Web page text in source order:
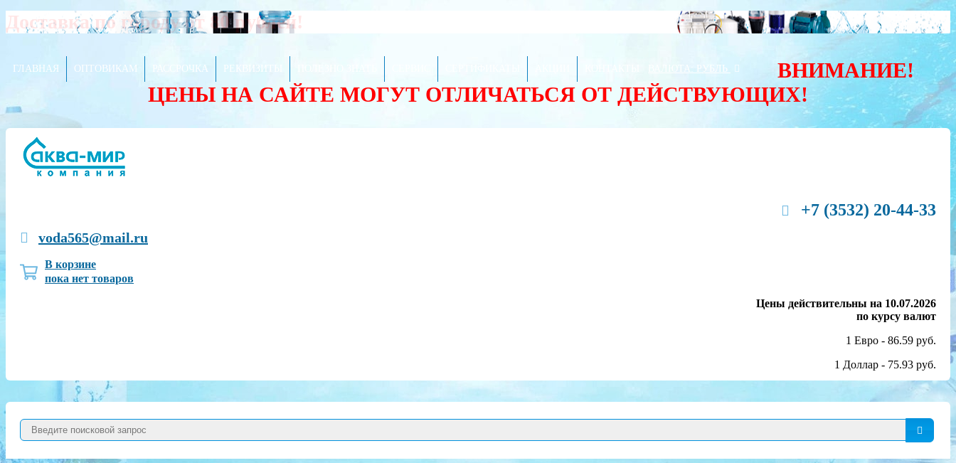
Доставка по городу от 80 рублей!
ГЛАВНАЯ ОПТОВИКАМ РАССРОЧКА РЕКВИЗИТЫ ВАЛЮТА: РУБЛЬ
ВНИМАНИЕ!
ЦЕНЫ НА САЙТЕ МОГУТ ОТЛИЧАТЬСЯ ОТ ДЕЙСТВУЮЩИХ!
+7 (3532) 20-44-33
voda565@mail.ru
В корзине
пока нет товаров
Цены действительны на 10.07.2026
по курсу валют
1 Евро - 86.59 руб.
1 Доллар - 75.93 руб.